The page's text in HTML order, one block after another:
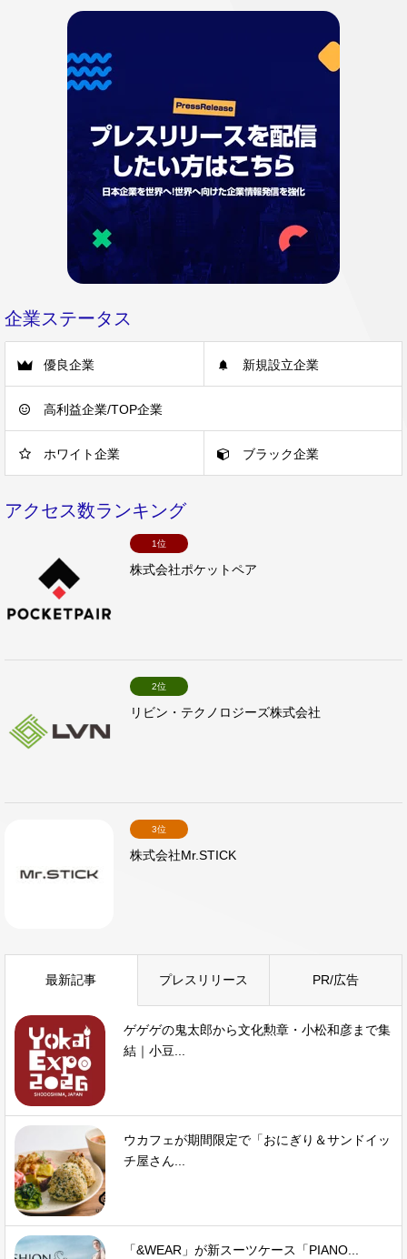
企業ステータス
優良企業 新規設立企業
高利益企業/TOP企業
ホワイト企業 ブラック企業
アクセス数ランキング
1位
株式会社ポケットペア
2位
リビン・テクノロジーズ株式会社
3位
株式会社Mr.STICK
最新記事 プレスリリース PR/広告
ゲゲゲの鬼太郎から文化勲章・小松和彦まで集
結｜小豆...
ウカフェが期間限定で「おにぎり＆サンドイッ
チ屋さん...
「&WEAR」が新スーツケース「PIANO...